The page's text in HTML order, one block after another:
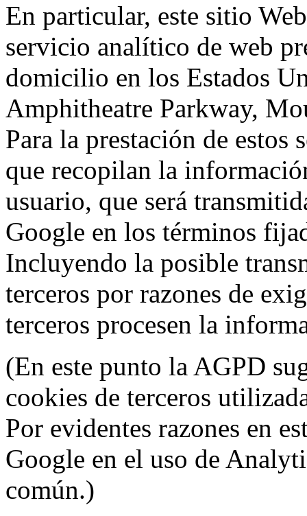
En particular, este sitio
servicio analítico de web
domicilio en los Estados
Amphitheatre Parkway,
Para la prestación de
que recopilan la
usuario, que será
Google en los términos
Incluyendo la posible
terceros por razones de
terceros procesen la
(En este punto la AGPD
cookies de terceros
Por evidentes razones en
Google en el uso de
común.)